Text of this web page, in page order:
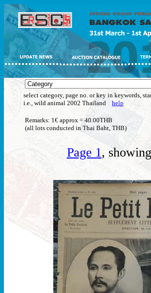
select category, page no. or key in keywords,
i.e., wild animal 2002 Thailand help
Remarks: 1€ approx = 40.00THB
(all lots conducted in Thai Baht, THB)
Page 1,